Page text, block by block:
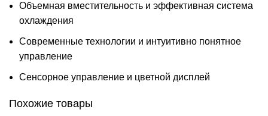
Объемная вместительность и эффективная система
охлаждения
Современные технологии и интуитивно понятное
управление
Сенсорное управление и цветной дисплей
Похожие товары